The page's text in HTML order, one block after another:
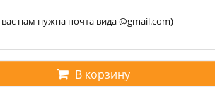
вас нам нужна почта вида @gmail.com)
В корзину